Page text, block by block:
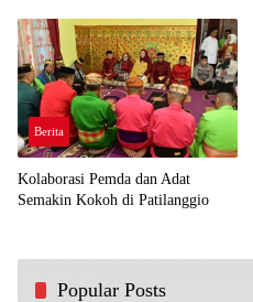
Berita
Kolaborasi Pemda dan Adat
Semakin Kokoh di Patilanggio
Popular Posts